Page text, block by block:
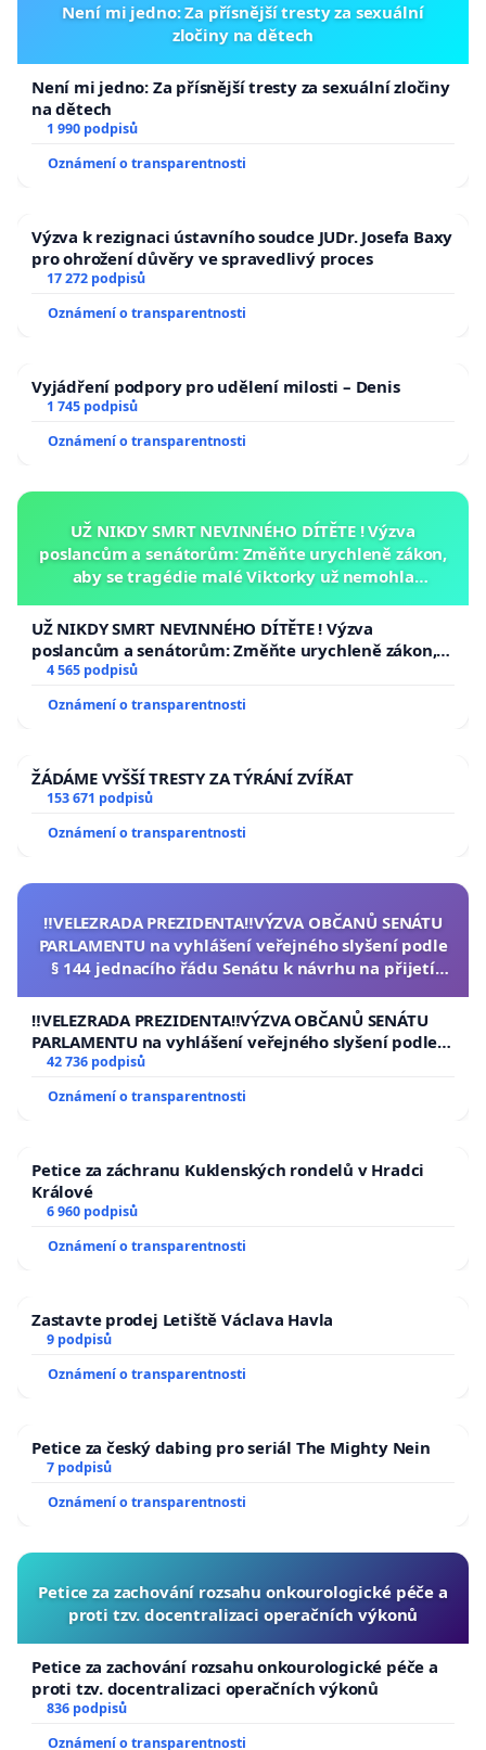
Není mi jedno: Za přísnější tresty za sexuální
zločiny na dětech
Není mi jedno: Za přísnější tresty za sexuální zločiny
na dětech
1 990 podpisů
Oznámení o transparentnosti
Výzva k rezignaci ústavního soudce JUDr. Josefa Baxy
pro ohrožení důvěry ve spravedlivý proces
17 272 podpisů
Oznámení o transparentnosti
Vyjádření podpory pro udělení milosti – Denis
1 745 podpisů
Oznámení o transparentnosti
UŽ NIKDY SMRT NEVINNÉHO DÍTĚTE ! Výzva
poslancům a senátorům: Změňte urychleně zákon,
aby se tragédie malé Viktorky už nemohla
UŽ NIKDY SMRT NEVINNÉHO DÍTĚTE ! Výzva
poslancům a senátorům: Změňte urychleně zákon,
aby se tragédie malé Viktorky už nemohla opakovat!
4 565 podpisů
Oznámení o transparentnosti
ŽÁDÁME VYŠŠÍ TRESTY ZA TÝRÁNÍ ZVÍŘAT
153 671 podpisů
Oznámení o transparentnosti
‼️VELEZRADA PREZIDENTA‼️VÝZVA OBČANŮ SENÁTU
PARLAMENTU na vyhlášení veřejného slyšení podle
§ 144 jednacího řádu Senátu k návrhu na přijetí
republiky
‼️VELEZRADA PREZIDENTA‼️VÝZVA OBČANŮ SENÁTU
PARLAMENTU na vyhlášení veřejného slyšení podle §
144 jednacího řádu Senátu k návrhu na přijetí
usnesení k podání ústavní žaloby na prezidenta
republiky
42 736 podpisů
Oznámení o transparentnosti
Petice za záchranu Kuklenských rondelů v Hradci
Králové
6 960 podpisů
Oznámení o transparentnosti
Zastavte prodej Letiště Václava Havla
9 podpisů
Oznámení o transparentnosti
Petice za český dabing pro seriál The Mighty Nein
7 podpisů
Oznámení o transparentnosti
Petice za zachování rozsahu onkourologické péče a
proti tzv. docentralizaci operačních výkonů
Petice za zachování rozsahu onkourologické péče a
proti tzv. docentralizaci operačních výkonů
836 podpisů
Oznámení o transparentnosti